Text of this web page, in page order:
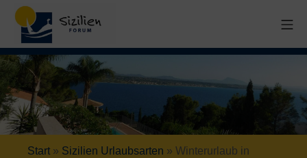
Start » Sizilien Urlaubsarten »Winterurlaub in